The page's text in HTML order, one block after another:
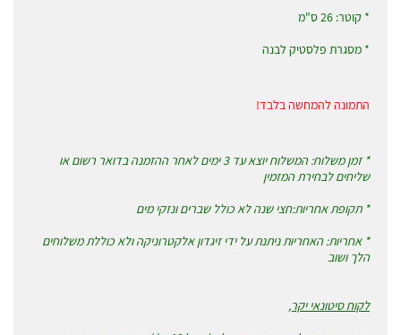
* קוטר: 26 ס"מ
* מסגרת פלסטיק לבנה
התמונה להמחשה בלבד!
* זמן משלוח: המשלוח יוצא עד 3 ימים לאחר ההזמנה בדואר רשום או
שליחים לבחירת המזמין
* תקופת אחריות:חצי שנה לא כולל שברים ונזקי מים
* אחריות: האחריות ניתנת על ידי זיגדון אלקטרוניקה ולא כוללת משלוחים
הלך ושוב
לקוח סיטונאי יקר,